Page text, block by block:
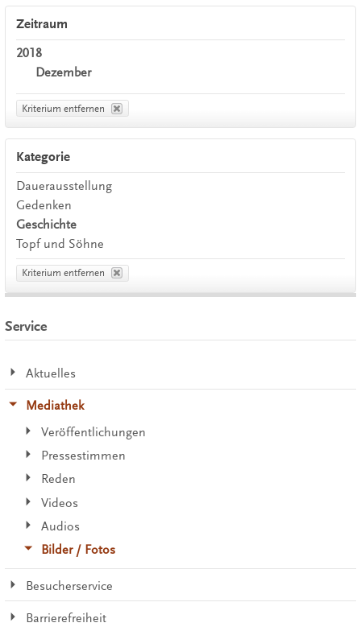
Zeitraum
2018
Dezember
Kriterium entfernen
Kategorie
Dauerausstellung
Gedenken
Geschichte
Topf und Söhne
Kriterium entfernen
Service
Aktuelles
Mediathek
Veröffentlichungen
Pressestimmen
Reden
Videos
Audios
Bilder / Fotos
Besucherservice
Barrierefreiheit